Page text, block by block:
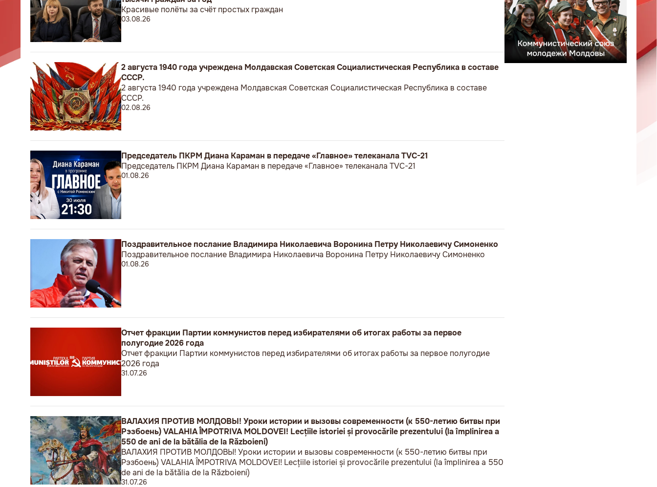
Красивые полёты за счёт простых граждан
03.08.26
2 августа 1940 года учреждена Молдавская Советская Социалистическая Республика в составе
СССР.
2 августа 1940 года учреждена Молдавская Советская Социалистическая Республика в составе
СССР.
02.08.26
Председатель ПКРМ Диана Караман в передаче «Главное» телеканала TVC-21
Председатель ПКРМ Диана Караман в передаче «Главное» телеканала TVC-21
01.08.26
Поздравительное послание Владимира Николаевича Воронина Петру Николаевичу Симоненко
Поздравительное послание Владимира Николаевича Воронина Петру Николаевичу Симоненко
01.08.26
Отчет фракции Партии коммунистов перед избирателями об итогах работы за первое
полугодие 2026 года
Отчет фракции Партии коммунистов перед избирателями об итогах работы за первое полугодие
2026 года
31.07.26
ВАЛАХИЯ ПРОТИВ МОЛДОВЫ! Уроки истории и вызовы современности (к 550-летию битвы при
Рэзбоень) VALAHIA ÎMPOTRIVA MOLDOVEI! Lecțiile istoriei și provocările prezentului (la împlinirea a
550 de ani de la bătălia de la Războieni)
ВАЛАХИЯ ПРОТИВ МОЛДОВЫ! Уроки истории и вызовы современности (к 550-летию битвы при
Рэзбоень) VALAHIA ÎMPOTRIVA MOLDOVEI! Lecțiile istoriei și provocările prezentului (la împlinirea a 550
de ani de la bătălia de la Războieni)
31.07.26